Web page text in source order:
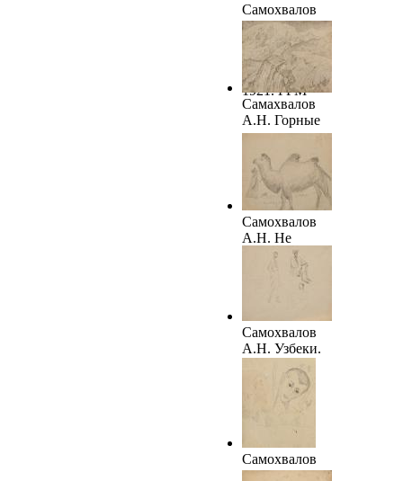
Самохвалов
А.Н.
Самарканд.
Женщина-
таджичка.
1921. ГРМ
Самахвалов
А.Н. Горные
кишлаки.
1921. ТОКГ
Самохвалов
А.Н. Не
идет.1921.
Самохвалов
А.Н. Узбеки.
1921. ТОКГ
Самохвалов
А.Н. Мальчик.